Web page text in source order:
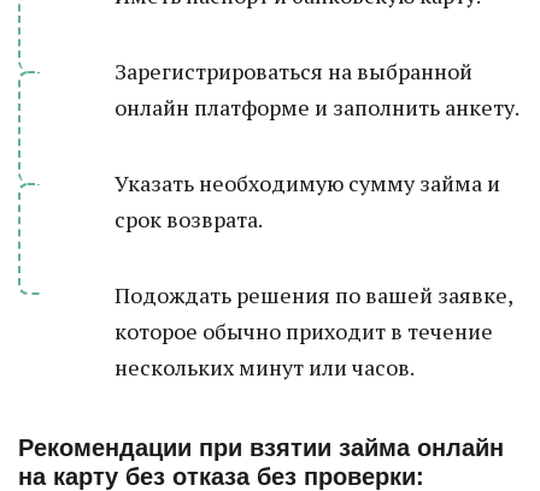
Зарегистрироваться на выбранной
онлайн платформе и заполнить анкету.
Указать необходимую сумму займа и
срок возврата.
Подождать решения по вашей заявке,
которое обычно приходит в течение
нескольких минут или часов.
Рекомендации при взятии займа онлайн
на карту без отказа без проверки: